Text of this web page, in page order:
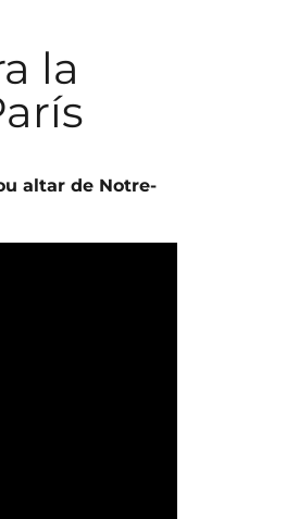
la
altar de Notre-